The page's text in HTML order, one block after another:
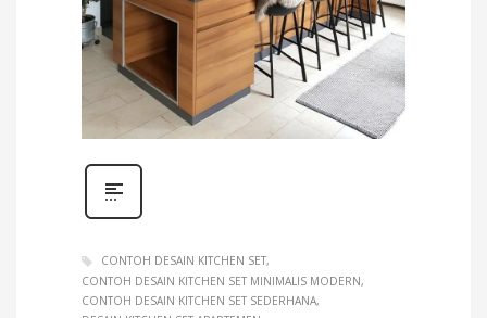
CONTOH DESAIN KITCHEN SET
CONTOH DESAIN KITCHEN SET MINIMALIS MODERN
CONTOH DESAIN KITCHEN SET SEDERHANA